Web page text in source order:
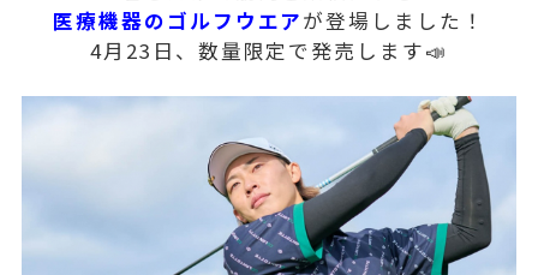
医療機器のゴルフウエアが登場しました！
4月23日、数量限定で発売します📣